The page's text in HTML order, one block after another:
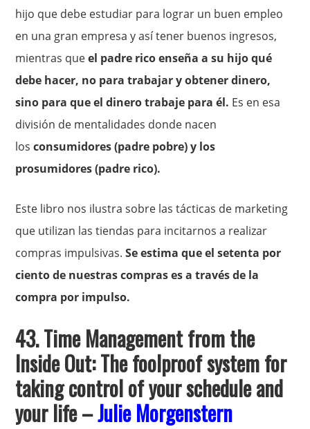
hijo que debe estudiar para lograr un buen empleo
en una gran empresa y así tener buenos ingresos,
mientras queel padre rico enseña a su hijo qué
debe hacer, no para trabajar y obtener dinero,
sino para que el dinero trabaje para él. Es en esa
división de mentalidades donde nacen
losconsumidores (padre pobre) y los
prosumidores (padre rico).
Este libro nos ilustra sobre las tácticas de marketing
que utilizan las tiendas para incitarnos a realizar
compras impulsivas.Se estima que el setenta por
ciento de nuestras compras es a través de la
compra por impulso.
43.Time Management from the
Inside Out: The foolproof system for
taking control of your schedule and
your life –Julie Morgenstern